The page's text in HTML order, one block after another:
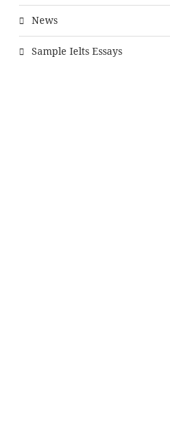
NĂM ‘TÝ’ VÀ NĂM ‘CANH TÝ’
DỊCH SANG TIẾNG ANH NHƯ
THẾ NÀO?
News
Sample Ielts Essays